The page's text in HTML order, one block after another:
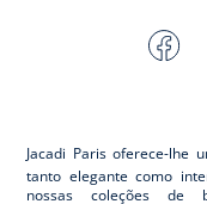
Jacadi Paris oferece-lhe
tanto elegante como
nossas coleções de